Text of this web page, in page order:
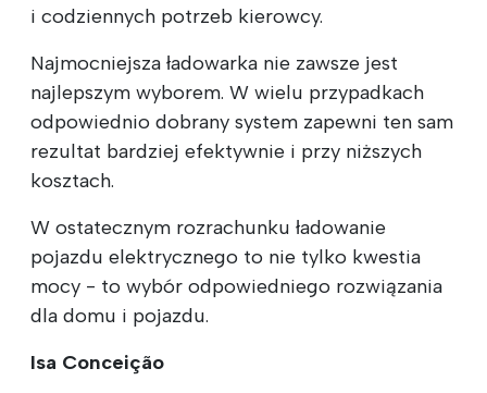
i codziennych potrzeb kierowcy.
Najmocniejsza ładowarka nie zawsze jest
najlepszym wyborem. W wielu przypadkach
odpowiednio dobrany system zapewni ten sam
rezultat bardziej efektywnie i przy niższych
kosztach.
W ostatecznym rozrachunku ładowanie
pojazdu elektrycznego to nie tylko kwestia
mocy - to wybór odpowiedniego rozwiązania
dla domu i pojazdu.
Isa Conceição